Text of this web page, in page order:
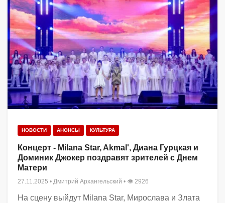
НОВОСТИ АНОНСЫ КУЛЬТУРА
Концерт - Milana Star, Akmal', Диана Гурцкая и
Доминик Джокер поздравят зрителей с Днем
Матери
27.11.2025 • Дмитрий Архангельский • 👁 2926
На сцену выйдут Milana Star, Мирослава и Злата